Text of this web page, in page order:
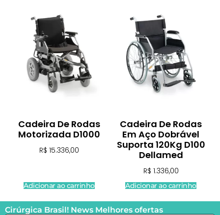
Cadeira De Rodas
Motorizada D1000
R$ 15.336,00
Adicionar ao carrinho
Cadeira De Rodas
Em Aço Dobrável
Suporta 120Kg D100
Dellamed
R$ 1.336,00
Adicionar ao carrinho
Cirúrgica Brasil! News Melhores ofertas